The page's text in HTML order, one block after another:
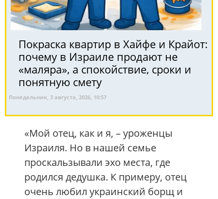
Покраска квартир в Хайфе и Крайот:
почему в Израиле продают не
«маляра», а спокойствие, сроки и
понятную смету
Понедельник, 3 августа, 2026, 10:57
«Мой отец, как и я, – уроженцы
Израиля. Но в нашей семье
проскальзывали эхо места, где
родился дедушка. К примеру, отец
очень любил украинский борщ и